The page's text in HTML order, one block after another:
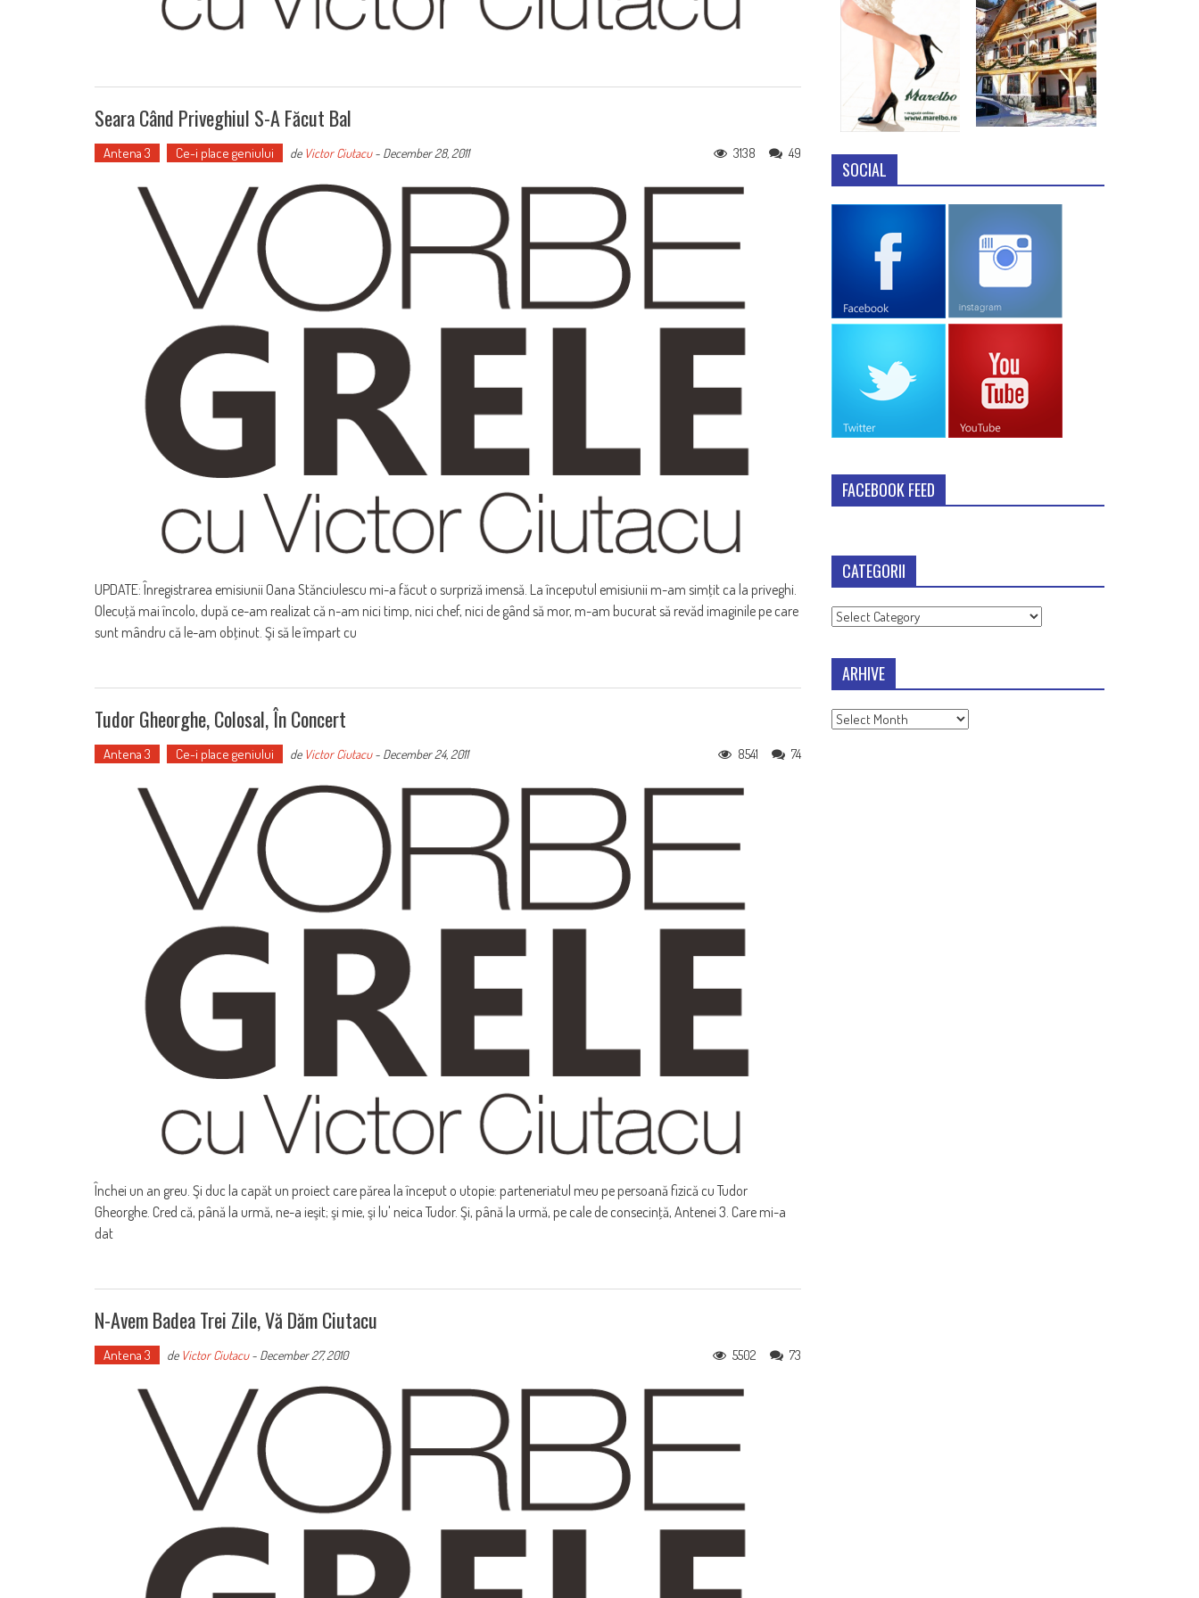
Seara Când Priveghiul S-A Făcut Bal
Antena 3 Ce-i place geniului de Victor Ciutacu- December 28, 2011 49
3138
UPDATE: Înregistrarea emisiunii Oana Stănciulescu mi-a făcut o surpriză imensă. La începutul emisiunii m-am simţit ca la priveghi.
Olecuţă mai încolo, după ce-am realizat că n-am nici timp, nici chef, nici de gând să mor, m-am bucurat să revăd imaginile pe care
sunt mândru că le-am obţinut. Şi să le împart cu
Tudor Gheorghe, Colosal, În Concert
Antena 3 Ce-i place geniului de Victor Ciutacu- December 24, 2011 74
8541
Închei un an greu. Şi duc la capăt un proiect care părea la început o utopie: parteneriatul meu pe persoană fizică cu Tudor
Gheorghe. Cred că, până la urmă, ne-a ieşit; şi mie, şi lu' neica Tudor. Şi, până la urmă, pe cale de consecinţă, Antenei 3. Care mi-a
dat
N-Avem Badea Trei Zile, Vă Dăm Ciutacu
Antena 3 de Victor Ciutacu- December 27, 2010 73
5502
SOCIAL
FACEBOOK FEED
CATEGORII
Categorii
ARHIVE
Arhive